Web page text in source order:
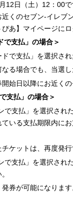
12日（土）12：00
くのセブン‐イレブ
あ】マイページに
で支払」の場合＞
ドで支払」を選択さ
る場合でも、当選
始日以降にお近く
支払」の場合＞
で支払」を選択さ
いる支払期限内に
ケットは、再度発行
で支払」を選択さ
券が可能になります